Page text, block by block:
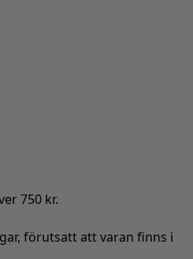
750 kr.
förutsatt att varan finns i